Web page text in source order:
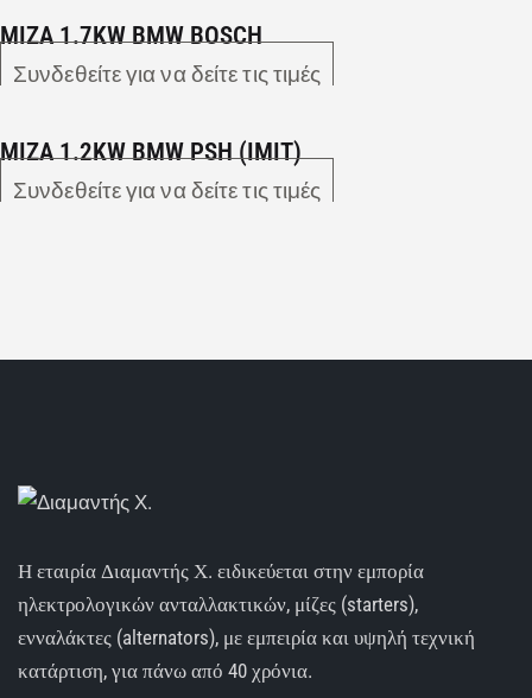
MIZA 1.7KW BMW BOSCH
Συνδεθείτε για να δείτε τις τιμές
MIZA 1.2KW BMW PSH (IMIT)
Συνδεθείτε για να δείτε τις τιμές
Η εταιρία Διαμαντής Χ. ειδικεύεται στην εμπορία
ηλεκτρολογικών ανταλλακτικών, μίζες (starters),
ενναλάκτες (alternators), με εμπειρία και υψηλή τεχνική
κατάρτιση, για πάνω από 40 χρόνια.